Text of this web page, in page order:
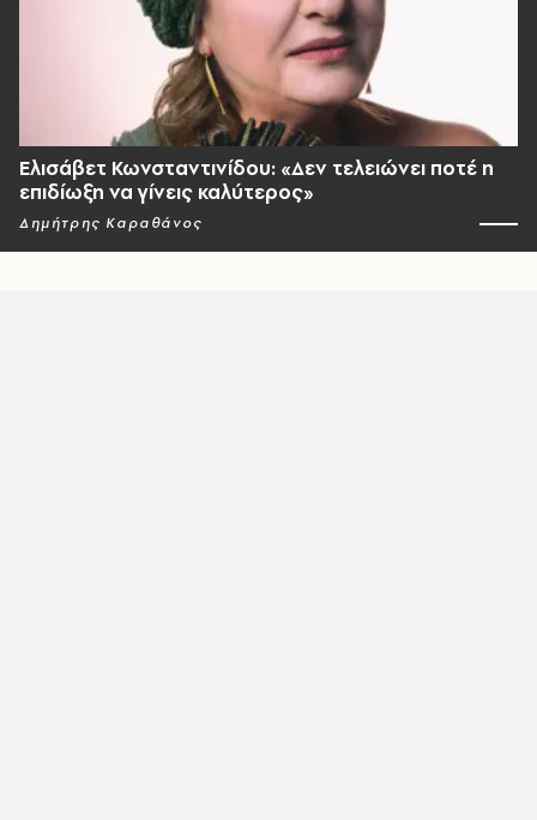
Ελισάβετ Κωνσταντινίδου: «Δεν τελειώνει ποτέ η
επιδίωξη να γίνεις καλύτερος»
Δημήτρης Καραθάνος